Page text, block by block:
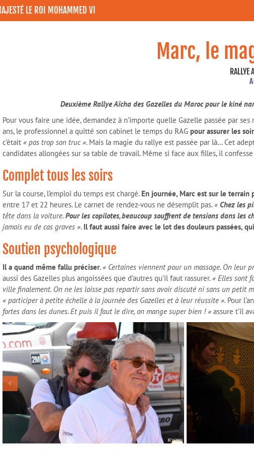
LE ROI MOHAMMED VI
Marc, le
Deuxième Rallye Aïcha des Gazelles du Maroc pour le kiné
Pour vous faire une idée, demandez à n’importe quelle Gazelle passée par ses
ans, le professionnel a quitté son cabinet le temps du RAG pour assurer les
c’était « pas trop son truc ». Mais la magie du rallye est passée par là… Cet
candidates allongées sur sa table de travail. Même si face aux filles, il confesse
Complet tous les soirs
Sur la course, l’emploi du temps est chargé. En journée, Marc est sur le terrain
entre 17 et 22 heures. Le carnet de rendez-vous ne désemplit pas.« Chez les
tête dans la voiture. Pour les copilotes, beaucoup souffrent de tensions dans les
jamais eu de cas graves ». Il faut aussi faire avec le lot des douleurs passées,
Soutien psychologique
Il a quand même fallu préciser.« Certaines viennent pour un massage. On leur
aussi des Gazelles plus angoissées que d’autres qu’il faut rassurer.« Elles sont
ville finalement. On ne les laisse pas repartir sans avoir discuté ni sans un petit
« participer à petite échelle à la journée des Gazelles et à leur réussite ». Pour
fortes dans les dunes. Et puis il faut le dire, on mange super bien ! » assure t’il